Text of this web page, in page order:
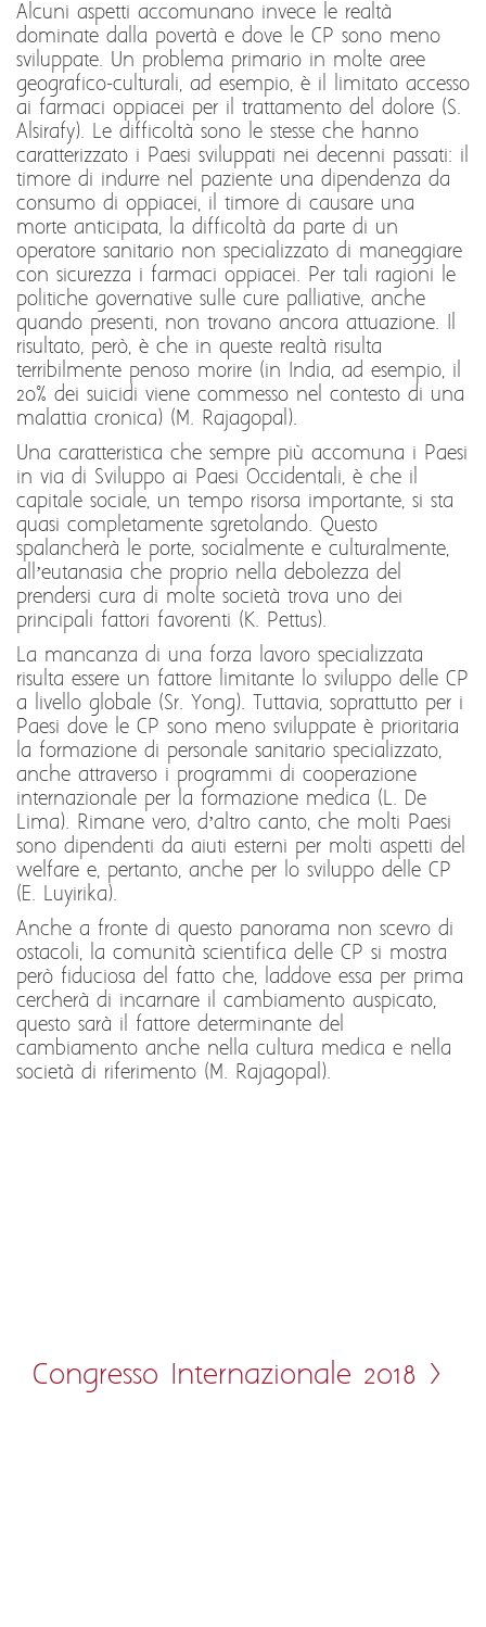
Alcuni aspetti accomunano invece le realtà
dominate dalla povertà e dove le CP sono meno
sviluppate. Un problema primario in molte aree
geografico-culturali, ad esempio, è il limitato accesso
ai farmaci oppiacei per il trattamento del dolore (S.
Alsirafy). Le difficoltà sono le stesse che hanno
caratterizzato i Paesi sviluppati nei decenni passati: il
timore di indurre nel paziente una dipendenza da
consumo di oppiacei, il timore di causare una
morte anticipata, la difficoltà da parte di un
operatore sanitario non specializzato di maneggiare
con sicurezza i farmaci oppiacei. Per tali ragioni le
politiche governative sulle cure palliative, anche
quando presenti, non trovano ancora attuazione. Il
risultato, però, è che in queste realtà risulta
terribilmente penoso morire (in India, ad esempio, il
20% dei suicidi viene commesso nel contesto di una
malattia cronica) (M. Rajagopal).
Una caratteristica che sempre più accomuna i Paesi
in via di Sviluppo ai Paesi Occidentali, è che il
capitale sociale, un tempo risorsa importante, si sta
quasi completamente sgretolando. Questo
spalancherà le porte, socialmente e culturalmente,
all’eutanasia che proprio nella debolezza del
prendersi cura di molte società trova uno dei
principali fattori favorenti (K. Pettus).
La mancanza di una forza lavoro specializzata
risulta essere un fattore limitante lo sviluppo delle CP
a livello globale (Sr. Yong). Tuttavia, soprattutto per i
Paesi dove le CP sono meno sviluppate è prioritaria
la formazione di personale sanitario specializzato,
anche attraverso i programmi di cooperazione
internazionale per la formazione medica (L. De
Lima). Rimane vero, d’altro canto, che molti Paesi
sono dipendenti da aiuti esterni per molti aspetti del
welfare e, pertanto, anche per lo sviluppo delle CP
(E. Luyirika).
Anche a fronte di questo panorama non scevro di
ostacoli, la comunità scientifica delle CP si mostra
però fiduciosa del fatto che, laddove essa per prima
cercherà di incarnare il cambiamento auspicato,
questo sarà il fattore determinante del
cambiamento anche nella cultura medica e nella
società di riferimento (M. Rajagopal).
Congresso Internazionale 2018 >